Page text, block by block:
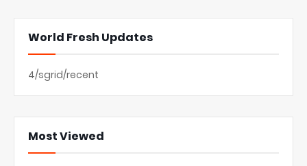
World Fresh Updates
4/sgrid/recent
Most Viewed